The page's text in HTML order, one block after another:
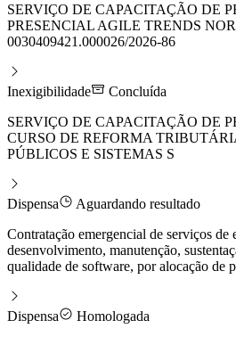
SERVIÇO DE CAPACITAÇÃO DE
PRESENCIAL AGILE TRENDS
0030409421.000026/2026-86
Inexigibilidade
Concluída
SERVIÇO DE CAPACITAÇÃO DE
CURSO DE REFORMA
PÚBLICOS E SISTEMAS S
Dispensa
Aguardando resultado
Contratação emergencial de serviços de
desenvolvimento, manutenção,
qualidade de software, por alocação de
Dispensa
Homologada